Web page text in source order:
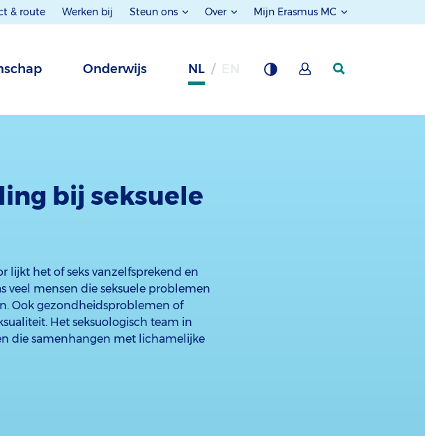
& route Werken bij Steun ons Over Mijn Erasmus MC
Onderwijs NL
bij seksuele
lijkt het of seks vanzelfsprekend en
veel mensen die seksuele problemen
Ook gezondheidsproblemen of
Het seksuologisch team in
die samenhangen met lichamelijke